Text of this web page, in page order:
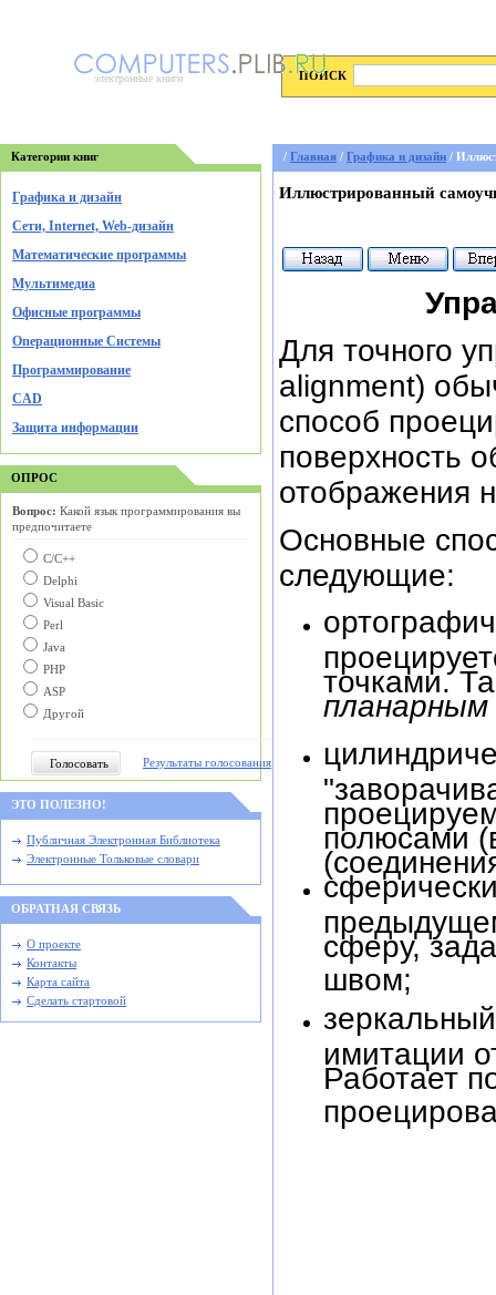
электронные книги ПОИСК
Категории книг
Графика и дизайн
Cети, Internet, Web-дизайн
Математические программы
Мультимедиа
Офисные программы
Операционные Системы
Программирование
CAD
Защита информации
ОПРОС
Вопрос: Какой язык программирования вы
предпочитаете
С/C++
Delphi
Visual Basic
Perl
Java
PHP
ASP
Другой
Результаты голосования
ЭТО ПОЛЕЗНО!
Публичная Электронная Библиотека
Электронные Тольковые словари
ОБРАТНАЯ СВЯЗЬ
О проекте
Контакты
Карта сайта
Сделать стартовой
/ Главная / Графика и дизайн /
Иллюстрированный
Для точного
alignment)
способ
поверхность
отображения
Основные
следующие:
точками.
планарным
полюсами
сферу,
швом;
имитации
Работает